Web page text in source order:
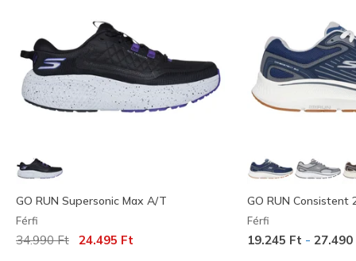
GO RUN Supersonic Max A/T
Férfi
Az ár a következőhöz képest csökkent:
34.990 Ft címzett:
24.495 Ft
GO RUN Consistent
Férfi
19.245 Ft - 27.490